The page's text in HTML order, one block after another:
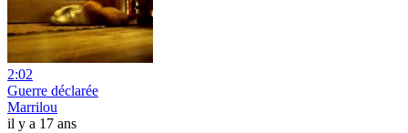
2:02
Guerre déclarée
Marrilou
il y a 17 ans